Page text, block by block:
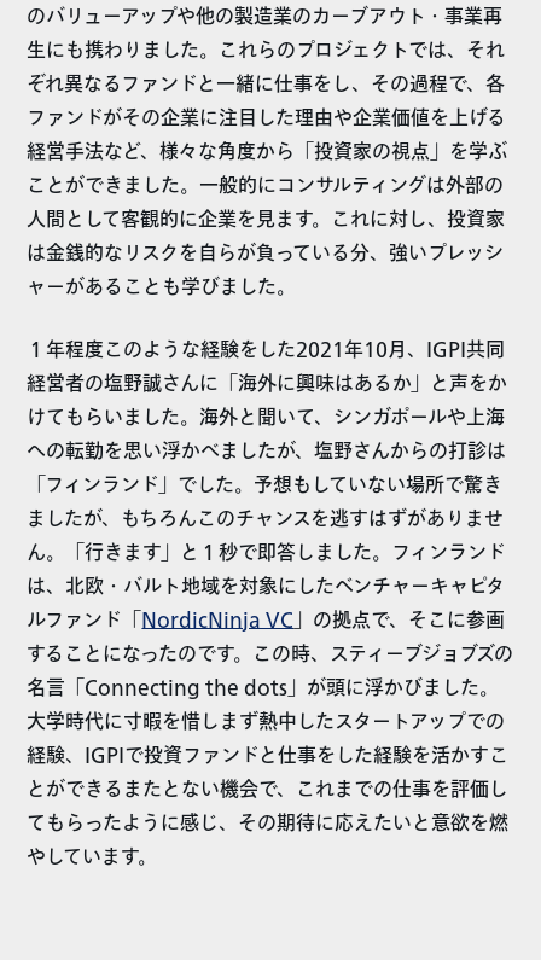
のバリューアップや他の製造業のカーブアウト・事業再
生にも携わりました。これらのプロジェクトでは、それ
ぞれ異なるファンドと一緒に仕事をし、その過程で、各
ファンドがその企業に注目した理由や企業価値を上げる
経営手法など、様々な角度から「投資家の視点」を学ぶ
ことができました。一般的にコンサルティングは外部の
人間として客観的に企業を見ます。これに対し、投資家
は金銭的なリスクを自らが負っている分、強いプレッシ
ャーがあることも学びました。
１年程度このような経験をした2021年10月、IGPI共同
経営者の塩野誠さんに「海外に興味はあるか」と声をか
けてもらいました。海外と聞いて、シンガポールや上海
への転勤を思い浮かべましたが、塩野さんからの打診は
「フィンランド」でした。予想もしていない場所で驚き
ましたが、もちろんこのチャンスを逃すはずがありませ
ん。「行きます」と１秒で即答しました。フィンランド
は、北欧・バルト地域を対象にしたベンチャーキャピタ
ルファンド「NordicNinja VC 」の拠点で、そこに参画
することになったのです。この時、スティーブジョブズの
名言「Connecting the dots」が頭に浮かびました。
大学時代に寸暇を惜しまず熱中したスタートアップでの
経験、IGPIで投資ファンドと仕事をした経験を活かすこ
とができるまたとない機会で、これまでの仕事を評価し
てもらったように感じ、その期待に応えたいと意欲を燃
やしています。